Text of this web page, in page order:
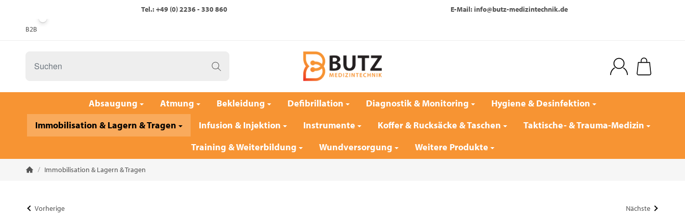
Tel.: +49 (0) 2236 - 330 860 E-Mail: info@butz-medizintechnik.de
B2B
Absaugung Atmung Bekleidung Defibrillation Diagnostik & Monitoring
Hygiene & Desinfektion
Immobilisation & Lagern & Tragen
Infusion & Injektion Instrumente Koffer & Rucksäcke & Taschen
Taktische- & Trauma-Medizin
Training & Weiterbildung
Wundversorgung Weitere Produkte
/ Immobilisation & Lagern & Tragen
Vorherige Nächste